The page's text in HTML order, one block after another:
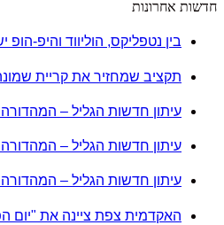
חדשות אחרונות
בין נטפליקס, הוליווד והיפ-
תקציב שמחזיר את קריית
עיתון חדשות הגליל – המהדורה
עיתון חדשות הגליל – המהדורה
עיתון חדשות הגליל – המהדורה
האקדמית צפת ציינה את "יום